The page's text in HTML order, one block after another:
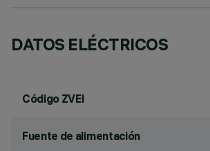
DATOS ELÉCTRICOS
Código ZVEI
Fuente de alimentación